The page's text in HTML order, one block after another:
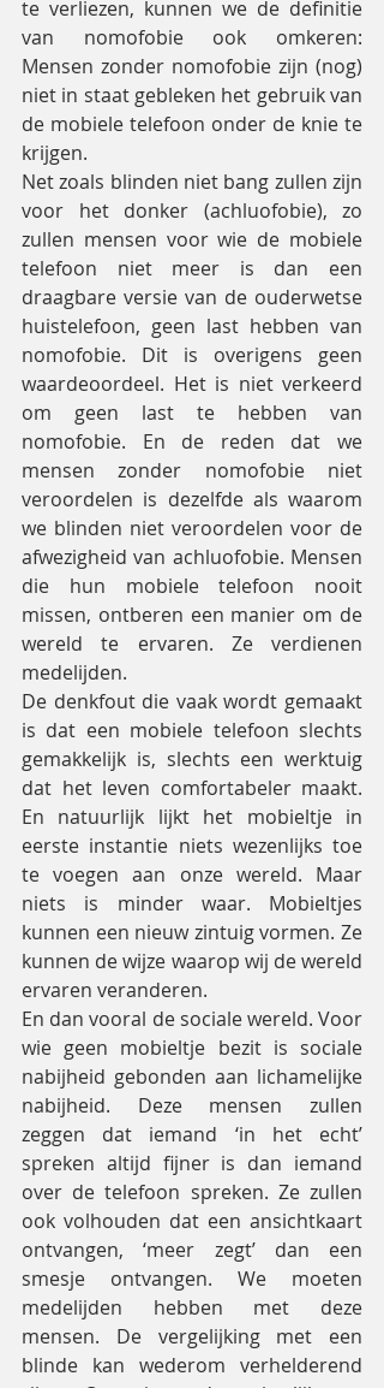
te verliezen, kunnen we de definitie
van nomofobie ook omkeren:
Mensen zonder nomofobie zijn (nog)
niet in staat gebleken het gebruik van
de mobiele telefoon onder de knie te
krijgen.
Net zoals blinden niet bang zullen zijn
voor het donker (achluofobie), zo
zullen mensen voor wie de mobiele
telefoon niet meer is dan een
draagbare versie van de ouderwetse
huistelefoon, geen last hebben van
nomofobie. Dit is overigens geen
waardeoordeel. Het is niet verkeerd
om geen last te hebben van
nomofobie. En de reden dat we
mensen zonder nomofobie niet
veroordelen is dezelfde als waarom
we blinden niet veroordelen voor de
afwezigheid van achluofobie. Mensen
die hun mobiele telefoon nooit
missen, ontberen een manier om de
wereld te ervaren. Ze verdienen
medelijden.
De denkfout die vaak wordt gemaakt
is dat een mobiele telefoon slechts
gemakkelijk is, slechts een werktuig
dat het leven comfortabeler maakt.
En natuurlijk lijkt het mobieltje in
eerste instantie niets wezenlijks toe
te voegen aan onze wereld. Maar
niets is minder waar. Mobieltjes
kunnen een nieuw zintuig vormen. Ze
kunnen de wijze waarop wij de wereld
ervaren veranderen.
En dan vooral de sociale wereld. Voor
wie geen mobieltje bezit is sociale
nabijheid gebonden aan lichamelijke
nabijheid. Deze mensen zullen
zeggen dat iemand ‘in het echt’
spreken altijd fijner is dan iemand
over de telefoon spreken. Ze zullen
ook volhouden dat een ansichtkaart
ontvangen, ‘meer zegt’ dan een
smesje ontvangen. We moeten
medelijden hebben met deze
mensen. De vergelijking met een
blinde kan wederom verhelderend